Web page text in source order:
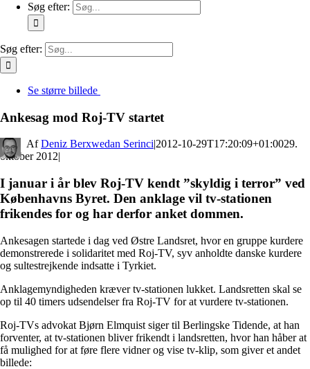
Søg efter:
Søg efter:
Se større billede
Ankesag mod Roj-TV startet
By Deniz Berxwedan Serinci|2012-10-29T17:20:09+01:0029.
oktober 2012|
I januar i år blev Roj-TV kendt ”skyldig i terror” ved
Københavns Byret. Den anklage vil tv-stationen
frikendes for og har derfor anket dommen.
Ankesagen startede i dag ved Østre Landsret, hvor en gruppe kurdere
demonstrerede i solidaritet med Roj-TV, syv anholdte danske kurdere
og sultestrejkende indsatte i Tyrkiet.
Anklagemyndigheden kræver tv-stationen lukket. Landsretten skal se
op til 40 timers udsendelser fra Roj-TV for at vurdere tv-stationen.
Roj-TVs advokat Bjørn Elmquist siger til Berlingske Tidende, at han
forventer, at tv-stationen bliver frikendt i landsretten, hvor han håber at
få mulighed for at føre flere vidner og vise tv-klip, som giver et andet
billede: